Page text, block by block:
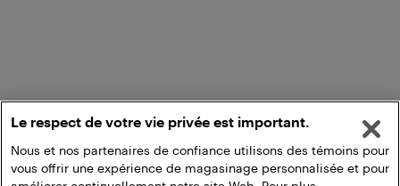
Le respect de votre vie privée est important.
Nous et nos partenaires de confiance utilisons des témoins pour
vous offrir une expérience de magasinage personnalisée et pour